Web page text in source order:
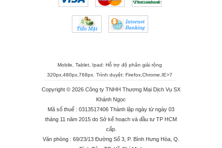
Mobile, Tablet, Ipad: Hỗ trợ độ phân giải rộng
320px,480px,768px. Trình duyệt: Firefox,Chrome,IE>7
Copyright © 2026 Công ty TNHH Thương Mại Dịch Vụ SX
Khánh Ngọc
Mã số thuế : 0313517406 Thành lập ngày từ ngày 03
tháng 11 năm 2015 do Sở kế hoạch và đầu tư TP HCM
cấp.
Văn phòng : 69/23/13 Đường Số 3, P. Bình Hưng Hòa, Q.